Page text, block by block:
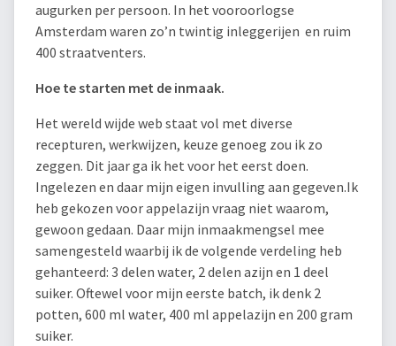
augurken per persoon. In het vooroorlogse
Amsterdam waren zo’n twintig inleggerijen en ruim
400 straatventers.
Hoe te starten met de inmaak.
Het wereld wijde web staat vol met diverse
recepturen, werkwijzen, keuze genoeg zou ik zo
zeggen. Dit jaar ga ik het voor het eerst doen.
Ingelezen en daar mijn eigen invulling aan gegeven.Ik
heb gekozen voor appelazijn vraag niet waarom,
gewoon gedaan. Daar mijn inmaakmengsel mee
samengesteld waarbij ik de volgende verdeling heb
gehanteerd: 3 delen water, 2 delen azijn en 1 deel
suiker. Oftewel voor mijn eerste batch, ik denk 2
potten, 600 ml water, 400 ml appelazijn en 200 gram
suiker.